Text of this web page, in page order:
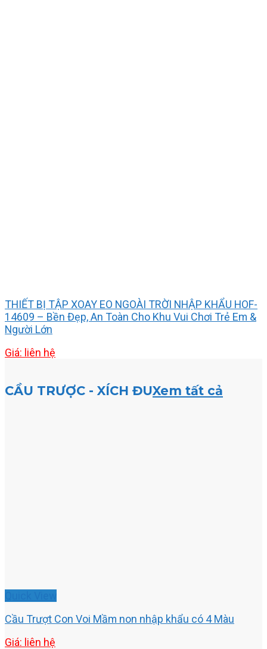
THIẾT BỊ TẬP XOAY EO NGOÀI TRỜI NHẬP KHẨU HOF-
14609 – Bền Đẹp, An Toàn Cho Khu Vui Chơi Trẻ Em &
Người Lớn
Giá: liên hệ
CẦU TRƯỢC - XÍCH ĐUXem tất cả
Cầu Trượt Con Voi Mầm non nhập khẩu có 4 Màu
Giá: liên hệ